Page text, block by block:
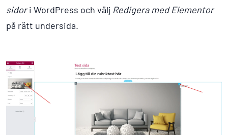
sidori WordPress och välj Redigera med Elementor
på rätt undersida.